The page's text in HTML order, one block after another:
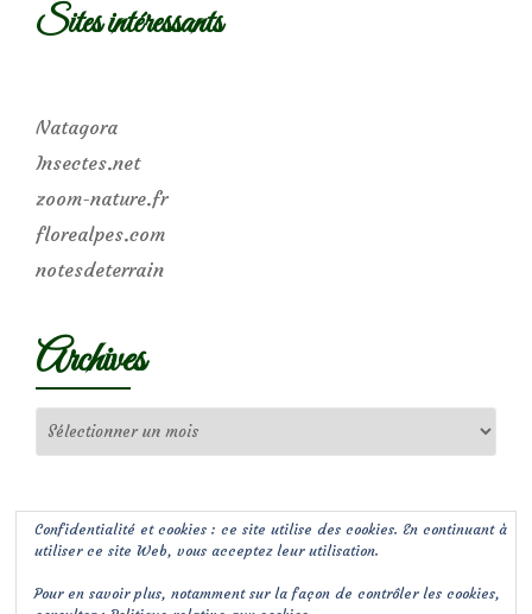
Sites intéressants
Natagora
Insectes.net
zoom-nature.fr
florealpes.com
notesdeterrain
Archives
Confidentialité et cookies : ce site utilise des cookies. En continuant à
utiliser ce site Web, vous acceptez leur utilisation.
Pour en savoir plus, notamment sur la façon de contrôler les cookies,